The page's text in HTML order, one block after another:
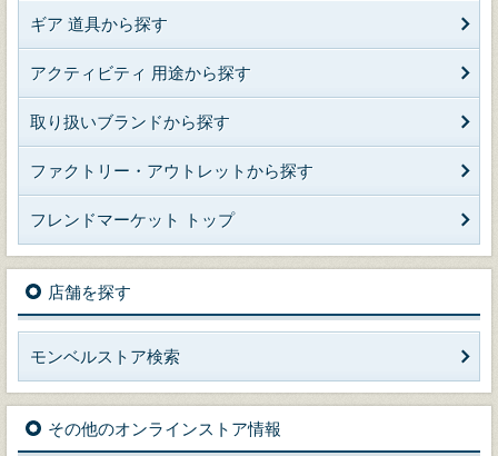
ギア 道具から探す
アクティビティ 用途から探す
取り扱いブランドから探す
ファクトリー・アウトレットから探す
フレンドマーケット トップ
店舗を探す
モンベルストア検索
その他のオンラインストア情報